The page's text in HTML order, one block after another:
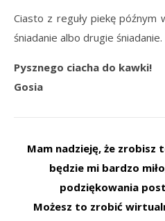
Ciasto z reguły piekę
śniadanie albo drugie śniadanie.
Pysznego ciacha do kawki!
Gosia
Mam nadzieję, że zrobisz
będzie mi bardzo
podziękowania
Możesz to zrobić